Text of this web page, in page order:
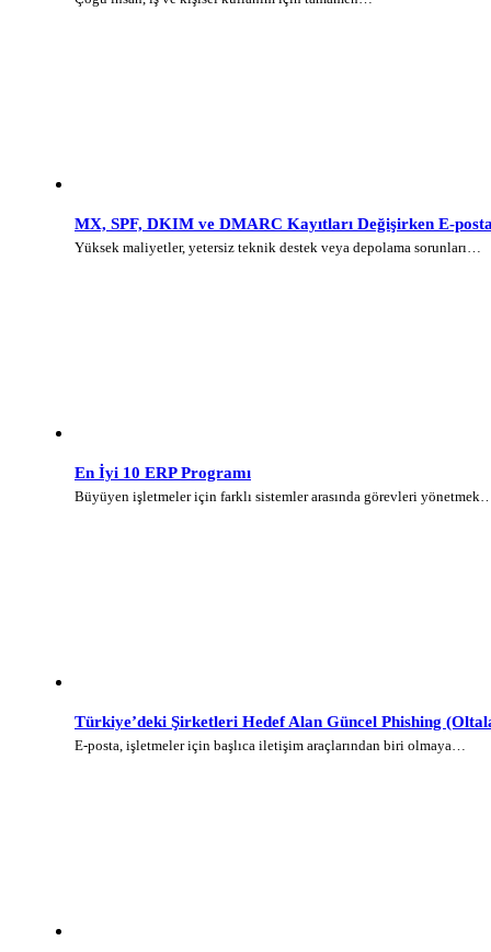
MX, SPF, DKIM ve DMARC Kayıtları Değişirken E-
Yüksek maliyetler, yetersiz teknik destek veya depolama sorunları…
En İyi 10 ERP Programı
Büyüyen işletmeler için farklı sistemler arasında görevleri
Türkiye’deki Şirketleri Hedef Alan Güncel Phishing
E-posta, işletmeler için başlıca iletişim araçlarından biri olmaya…